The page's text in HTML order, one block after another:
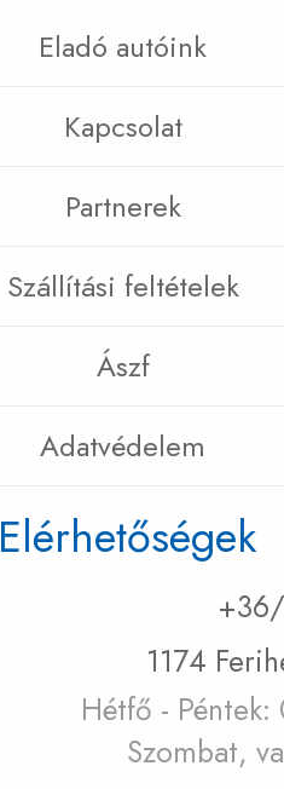
Eladó autóink
Kapcsolat
Partnerek
Szállítási feltételek
Ászf
Adatvédelem
Elérhetőségek
1174
Hétfő -
Szombat,